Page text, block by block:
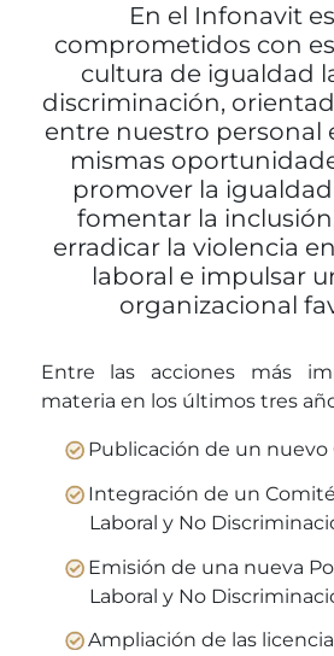
En el Infonavit
comprometidos con
cultura de igualdad
discriminación,
entre nuestro personal
mismas
promover la
fomentar la
erradicar la violencia
laboral e impulsar
organizacional
Entre las acciones más
materia en los últimos tres
Publicación de un nuevo
Integración de un
Laboral y No
Emisión de una nueva
Laboral y No
Ampliación de las